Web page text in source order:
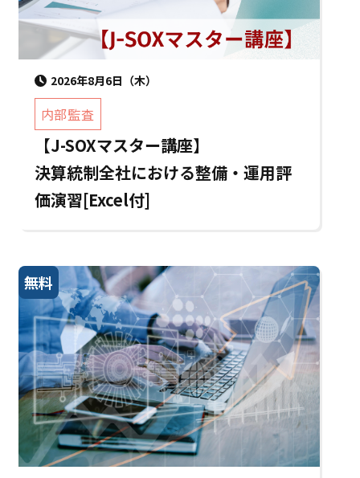
2026年8月6日（木）
内部監査
【J-SOXマスター講座】
決算統制全社における整備・運用評
価演習[Excel付]
無料